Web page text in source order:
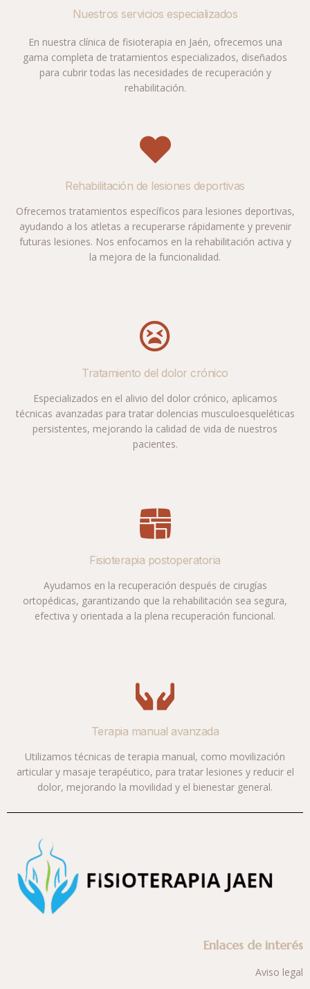
Nuestros servicios especializados
En nuestra clínica de fisioterapia en Jaén, ofrecemos una
gama completa de tratamientos especializados, diseñados
para cubrir todas las necesidades de recuperación y
rehabilitación.
Rehabilitación de lesiones deportivas
Ofrecemos tratamientos específicos para lesiones deportivas,
ayudando a los atletas a recuperarse rápidamente y prevenir
futuras lesiones. Nos enfocamos en la rehabilitación activa y
la mejora de la funcionalidad.
Tratamiento del dolor crónico
Especializados en el alivio del dolor crónico, aplicamos
técnicas avanzadas para tratar dolencias musculoesqueléticas
persistentes, mejorando la calidad de vida de nuestros
pacientes.
Fisioterapia postoperatoria
Ayudamos en la recuperación después de cirugías
ortopédicas, garantizando que la rehabilitación sea segura,
efectiva y orientada a la plena recuperación funcional.
Terapia manual avanzada
Utilizamos técnicas de terapia manual, como movilización
articular y masaje terapéutico, para tratar lesiones y reducir el
dolor, mejorando la movilidad y el bienestar general.
Enlaces de interés
Aviso legal